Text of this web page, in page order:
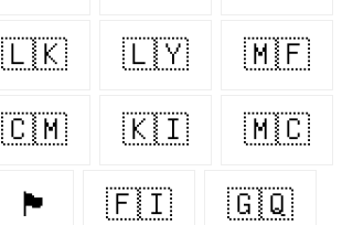
🇱🇰 🇱🇾 🇲🇫
🇨🇲 🇰🇮 🇲🇨
🏴󠁧󠁢󠁷󠁬󠁳󠁿 🇫🇮 🇬🇶